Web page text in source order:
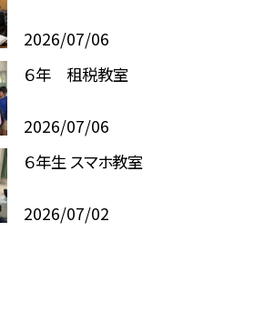
2026/07/06
６年 租税教室
2026/07/06
６年生 スマホ教室
2026/07/02